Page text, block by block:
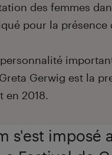
des femmes
pour la présence
Gerwig est la
en 2018.
s'est imposé